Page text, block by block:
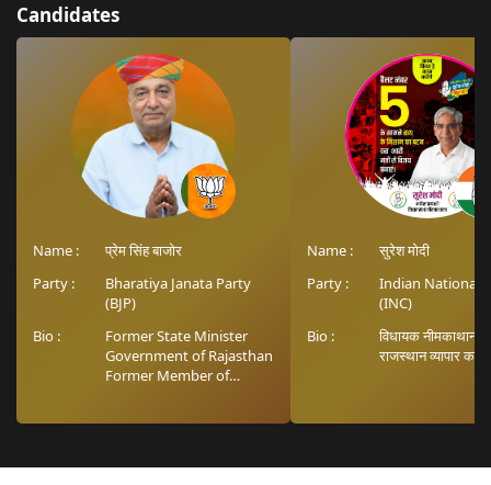
Candidates
Name :
प्रेम सिंह बाजोर
Party :
Bharatiya Janata Party
(BJP)
Bio :
Former State Minister
Government of Rajasthan
Former Member of
Name :
सुरेश मोदी
Party :
Indian National
(INC)
Bio :
विधायक नीमकाथाना
राजस्थान व्यापार